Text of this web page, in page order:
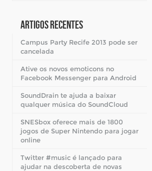
Artigos Recentes
Campus Party Recife 2013 pode ser
cancelada
Ative os novos emoticons no
Facebook Messenger para Android
SoundDrain te ajuda a baixar
qualquer música do SoundCloud
SNESbox oferece mais de 1800
jogos de Super Nintendo para jogar
online
Twitter #music é lançado para
ajudar na descoberta de novas